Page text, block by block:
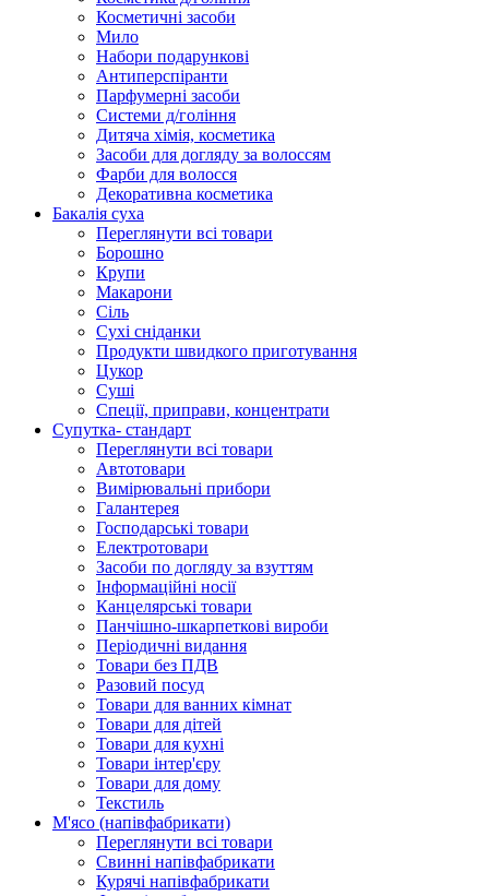
Косметичні засоби
Мило
Набори подарункові
Антиперспіранти
Парфумерні засоби
Системи д/гоління
Дитяча хімія, косметика
Засоби для догляду за волоссям
Фарби для волосся
Декоративна косметика
Бакалія суха
Переглянути всі товари
Борошно
Крупи
Макарони
Сіль
Сухі сніданки
Продукти швидкого приготування
Цукор
Суші
Спеції, приправи, концентрати
Супутка- стандарт
Переглянути всі товари
Автотовари
Вимірювальні прибори
Галантерея
Господарські товари
Електротовари
Засоби по догляду за взуттям
Інформаційні носії
Канцелярські товари
Панчішно-шкарпеткові вироби
Періодичні видання
Товари без ПДВ
Разовий посуд
Товари для ванних кімнат
Товари для дітей
Товари для кухні
Товари інтер'єру
Товари для дому
Текстиль
М'ясо (напiвфабрикати)
Переглянути всі товари
Свиннi напiвфабрикати
Курячi напiвфабрикати